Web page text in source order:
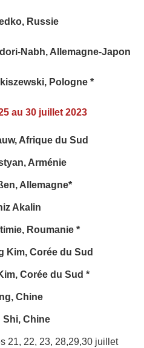
Russie
Nabh, Allemagne-Japon
Pologne *
au 30 juillet 2023
Afrique du Sud
Arménie
Allemagne*
Akalin
Roumanie *
Kim, Corée du Sud
Corée du Sud *
Chine
Shi, Chine
21, 22, 23, 28,29,30 juillet